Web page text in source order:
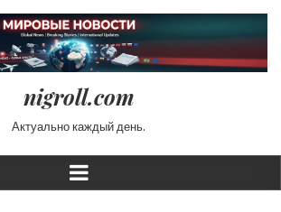
nigroll.com
Актуально каждый день.